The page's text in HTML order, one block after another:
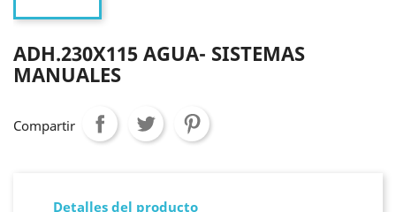
ADH.230X115 AGUA- SISTEMAS
MANUALES
Compartir
Detalles del producto